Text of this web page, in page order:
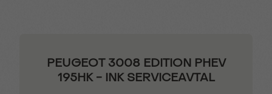
startsystem
PEUGEOT 3008 EDITION PHEV
195HK - INK SERVICEAVTAL